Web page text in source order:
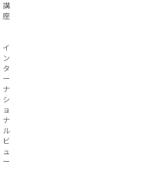
講
座
イ
ン
タ
ー
ナ
シ
ョ
ナ
ル
ビ
ュ
ー